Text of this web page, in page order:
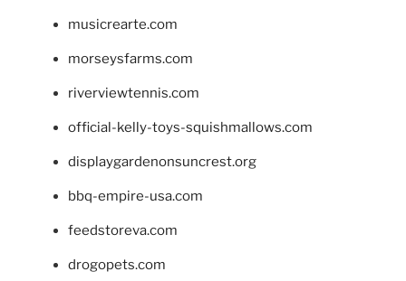
musicrearte.com
morseysfarms.com
riverviewtennis.com
official-kelly-toys-squishmallows.com
displaygardenonsuncrest.org
bbq-empire-usa.com
feedstoreva.com
drogopets.com